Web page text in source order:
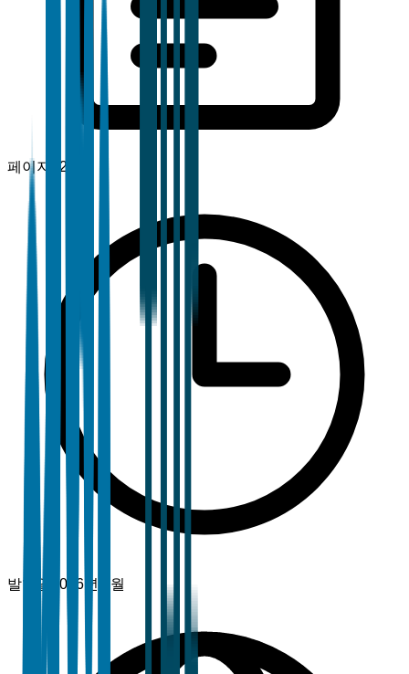
페이지 120+
발행일 2026년 3월